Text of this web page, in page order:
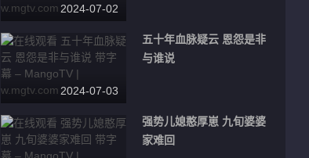
2024-07-02
2024-07-03
五十年血脉疑云 恩怨是非
与谁说
强势儿媳憨厚崽 九旬婆婆
家难回